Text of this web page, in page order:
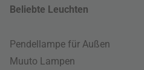
Beliebte Leuchten
Pendellampe für Außen
Muuto Lampen